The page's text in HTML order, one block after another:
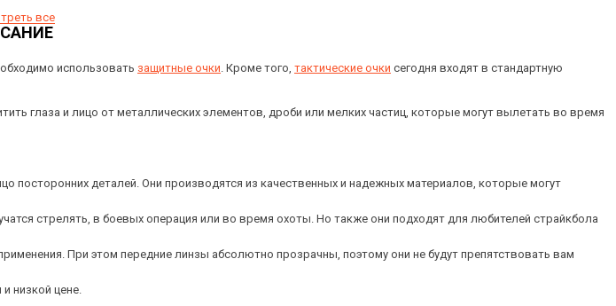
все
использовать защитные очки. Кроме того, тактические очки сегодня входят в стандартную
глаза и лицо от металлических элементов, дроби или мелких частиц, которые могут вылетать во время
деталей. Они производятся из качественных и надежных материалов, которые могут
стрелять, в боевых операция или во время охоты. Но также они подходят для любителей страйкбола
При этом передние линзы абсолютно прозрачны, поэтому они не будут препятствовать вам
низкой цене.